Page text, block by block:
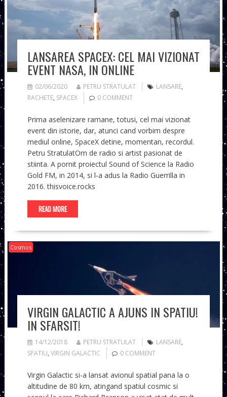
LANSAREA SPACEX: CEL MAI VIZIONAT
EVENT NASA, IN ONLINE
02/06/2020 PETRU STRATULAT LANSARE,
RACHETE, SPACEX 0 COMMENT
Prima aselenizare ramane, totusi, cel mai vizionat
event din istorie, dar, atunci cand vorbim despre
mediul online, SpaceX detine, momentan, recordul.
Petru StratulatOm de radio si artist pasionat de
stiinta. A pornit proiectul Sound of Science la Radio
Gold FM, in 2014, si l-a adus la Radio Guerrilla in
2016. thisvoice.rocks
READ MORE
Cosmos
VIRGIN GALACTIC A AJUNS IN SPATIU!
IN SFARSIT!
14/12/2018 PETRU STRATULAT LANSARE,
SPATIU, VIRGIN GALACTIC 0 COMMENT
Virgin Galactic si-a lansat avionul spatial pana la o
altitudine de 80 km, atingand spatiul cosmic si